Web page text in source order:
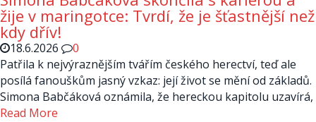
žije v maringotce: Tvrdí, že je šťastnější než
kdy dřív!
18.6.2026
0
Patřila k nejvýraznějším tvářím českého herectví, teď ale
posílá fanouškům jasný vzkaz: její život se mění od základů.
Simona Babčáková oznámila, že hereckou kapitolu uzavírá,
Read More